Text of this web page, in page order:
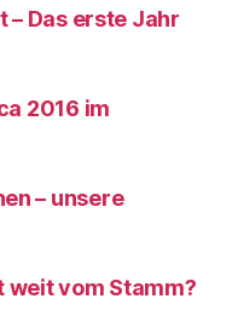
– Das erste Jahr
2016 im
– unsere
vom Stamm?